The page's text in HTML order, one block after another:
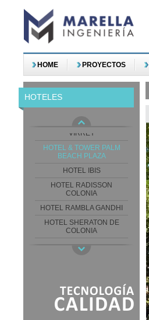
HOME PROYECTOS
HOTELES
AFTER HOTEL
APART HOTEL
EDIFICIO ALTOS DEL
VIRREY
HOTEL & TOWER PALM
BEACH PLAZA
HOTEL IBIS
HOTEL RADISSON
COLONIA
HOTEL RAMBLA GANDHI
HOTEL SHERATON DE
COLONIA